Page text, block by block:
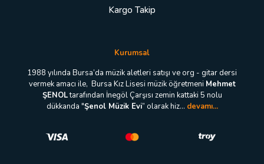
Kargo Takip
Kurumsal
1988 yılında Bursa’da müzik aletleri satışı ve org - gitar dersi
vermek amacı ile, Bursa Kız Lisesi müzik öğretmeni Mehmet
ŞENOLtarafından İnegöl Çarşısı zemin kattaki 5 nolu
dükkanda "Şenol Müzik Evi” olarak hiz... devamı...